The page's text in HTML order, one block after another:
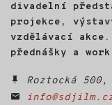
divadelní
projekce,
vzdělávací
přednášky a
Roztocká